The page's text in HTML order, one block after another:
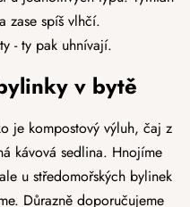
zase spíš vlhčí.
- ty pak uhnívají.
v bytě
je kompostový výluh, čaj z
kávová sedlina. Hnojíme
u středomořských bylinek
Důrazně doporučujeme